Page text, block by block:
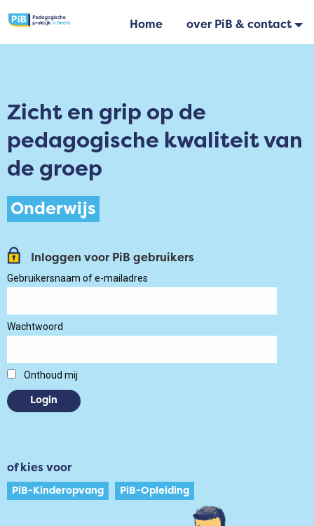
Home over PiB & contact
Zicht en grip op de
pedagogische kwaliteit van
de groep
Onderwijs
Inloggen voor PiB gebruikers
Gebruikersnaam of e-mailadres
Wachtwoord
Onthoud mij
of kies voor
PiB-Kinderopvang PiB-Opleiding